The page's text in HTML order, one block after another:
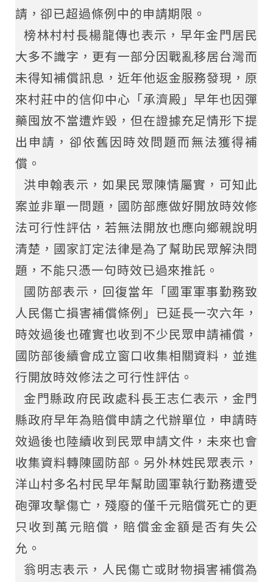
請，卻已超過條例中的申請期限。
榜林村村長楊龍傳也表示，早年金門居民
大多不識字，更有一部分因戰亂移居台灣而
未得知補償訊息，近年他返金服務發現，原
來村莊中的信仰中心「承濟殿」早年也因彈
藥囤放不當遭炸毀，但在證據充足情形下提
出申請，卻依舊因時效問題而無法獲得補
償。
洪申翰表示，如果民眾陳情屬實，可知此
案並非單一問題，國防部應做好開放時效修
法可行性評估，若無法開放也應向鄉親說明
清楚，國家訂定法律是為了幫助民眾解決問
題，不能只憑一句時效已過來推託。
國防部表示，回復當年「國軍軍事勤務致
人民傷亡損害補償條例」已延長一次六年，
時效過後也確實也收到不少民眾申請補償，
國防部後續會成立窗口收集相關資料，並進
行開放時效修法之可行性評估。
金門縣政府民政處科長王志仁表示，金門
縣政府早年為賠償申請之代辦單位，申請時
效過後也陸續收到民眾申請文件，未來也會
收集資料轉陳國防部。另外林姓民眾表示，
洋山村多名村民早年幫助國軍執行勤務遭受
砲彈攻擊傷亡，殘廢的僅千元賠償死亡的更
只收到萬元賠償，賠償金金額是否有失公
允。
翁明志表示，人民傷亡或財物損害補償為